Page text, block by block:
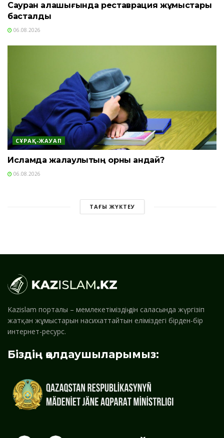
Сауран қалашығында реставрация жұмыстары
басталды
06.08.2026
СҰРАҚ-ЖАУАП
Исламда жалқаулықтың орны қандай?
06.08.2026
ТАҒЫ ЖҮКТЕУ
Kazislam порталы – мемлекетіміздің дін саласында жүргізіп
жатқан жұмыстарын насихаттайтын еліміздегі бірден-бір
интернет-ресурс.
Біздің қолдаушыларымыз: